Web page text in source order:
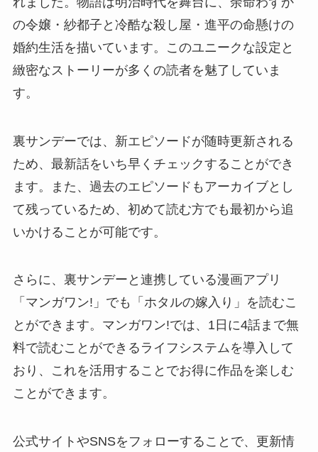
の令嬢・紗都子と冷酷な殺し屋・進平の命懸けの
婚約生活を描いています。このユニークな設定と
緻密なストーリーが多くの読者を魅了していま
す。
裏サンデーでは、新エピソードが随時更新される
ため、最新話をいち早くチェックすることができ
ます。また、過去のエピソードもアーカイブとし
て残っているため、初めて読む方でも最初から追
いかけることが可能です。
さらに、裏サンデーと連携している漫画アプリ
「マンガワン!」でも「ホタルの嫁入り」を読むこ
とができます。マンガワン!では、1日に4話まで無
料で読むことができるライフシステムを導入して
おり、これを活用することでお得に作品を楽しむ
ことができます。
公式サイトやSNSをフォローすることで、更新情